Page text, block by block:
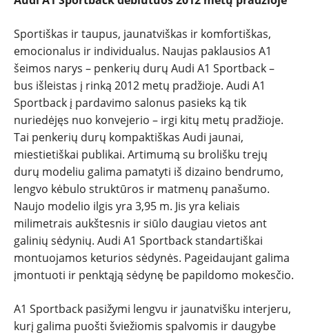
Sportiškas ir taupus, jaunatviškas ir komfortiškas,
emocionalus ir individualus. Naujas paklausios A1
šeimos narys – penkerių durų Audi A1 Sportback –
bus išleistas į rinką 2012 metų pradžioje. Audi A1
Sportback į pardavimo salonus pasieks ką tik
nuriedėjęs nuo konvejerio – irgi kitų metų pradžioje.
Tai penkerių durų kompaktiškas Audi jaunai,
miestietiškai publikai. Artimumą su brolišku trejų
durų modeliu galima pamatyti iš dizaino bendrumo,
lengvo kėbulo struktūros ir matmenų panašumo.
Naujo modelio ilgis yra 3,95 m. Jis yra keliais
milimetrais aukštesnis ir siūlo daugiau vietos ant
galinių sėdynių. Audi A1 Sportback standartiškai
montuojamos keturios sėdynės. Pageidaujant galima
įmontuoti ir penktąją sėdynę be papildomo mokesčio.
A1 Sportback pasižymi lengvu ir jaunatvišku interjeru,
kurį galima puošti šviežiomis spalvomis ir daugybe